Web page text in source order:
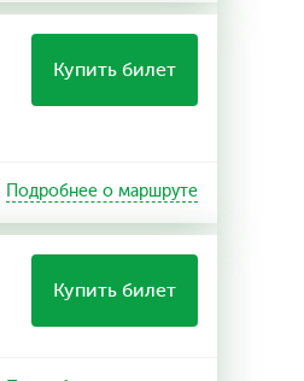
Купить билет
Подробнее о маршруте
Купить билет